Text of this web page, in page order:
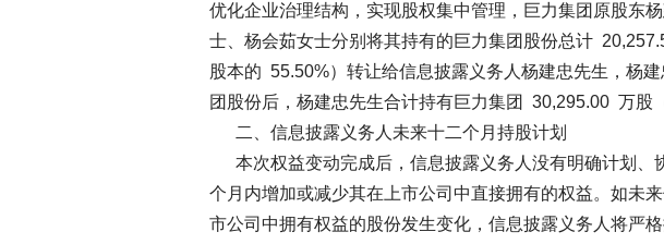
优化企业治理结构，实现股权集中管理，巨力集团原股东
士、杨会茹女士分别将其持有的巨力集团股份总计
股本的 55.50%）转让给信息披露义务人杨建忠先生，杨
团股份后，杨建忠先生合计持有巨力集团 30,295.00 万股
二、信息披露义务人未来十二个月持股计划
本次权益变动完成后，信息披露义务人没有明确计划、
个月内增加或减少其在上市公司中直接拥有的权益。如未
市公司中拥有权益的股份发生变化，信息披露义务人将严